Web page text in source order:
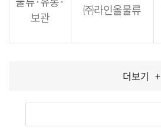
보관
㈜라인올물류
더보기 +